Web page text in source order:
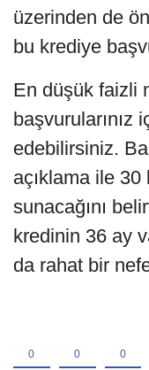
üzerinden de
bu krediye
En düşük faizli
başvurularınız
edebilirsiniz.
açıklama ile
sunacağını
kredinin 36 ay
da rahat bir